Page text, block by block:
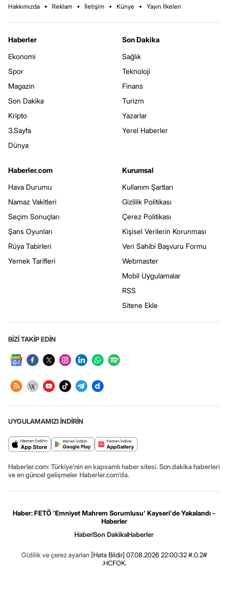
Hakkımızda Reklam İletişim Künye Yayın İlkeleri
Haberler
Ekonomi
Spor
Magazin
Son Dakika
Kripto
3.Sayfa
Dünya
Son Dakika
Sağlık
Teknoloji
Finans
Turizm
Yazarlar
Yerel Haberler
Haberler.com
Hava Durumu
Namaz Vakitleri
Seçim Sonuçları
Şans Oyunları
Rüya Tabirleri
Yemek Tarifleri
Kurumsal
Kullanım Şartları
Gizlilik Politikası
Çerez Politikası
Kişisel Verilerin Korunması
Veri Sahibi Başvuru Formu
Webmaster
Mobil Uygulamalar
RSS
Sitene Ekle
BİZİ TAKİP EDİN
UYGULAMAMIZI İNDİRİN
Haberler.com: Türkiye’nin en kapsamlı haber sitesi. Son dakika haberleri
ve en güncel gelişmeler Haberler.com’da.
Haber: FETÖ 'Emniyet Mahrem Sorumlusu' Kayseri'de Yakalandı -
Haberler
HaberSon DakikaHaberler
Gizlilik ve çerez ayarları [Hata Bildir] 07.08.2026 22:00:32 #.0.2#
.HCFOK.